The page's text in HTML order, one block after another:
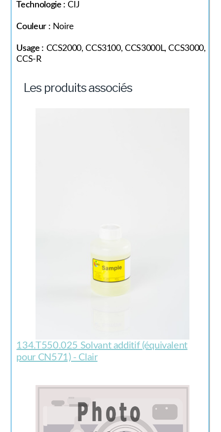
Technologie : CIJ
Couleur : Noire
Usage : CCS2000, CCS3100, CCS3000L, CCS3000,
CCS-R
Les produits associés
134.T550.025 Solvant additif (équivalent
pour CN571) - Clair